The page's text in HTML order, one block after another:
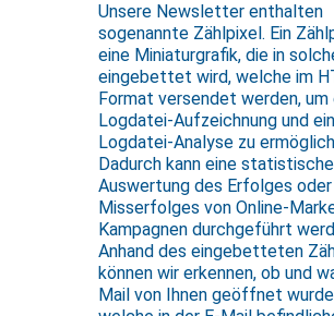
Unsere Newsletter enthalten
sogenannte Zählpixel. Ein
eine Miniaturgrafik, die in
eingebettet wird, welche im
Format versendet werden, um
Logdatei-Aufzeichnung und
Logdatei-Analyse zu
Dadurch kann eine statistische
Auswertung des Erfolges oder
Misserfolges von Online-
Kampagnen durchgeführt
Anhand des eingebetteten
können wir erkennen, ob und
Mail von Ihnen geöffnet